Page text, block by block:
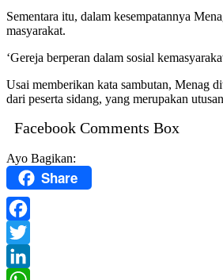
Sementara itu, dalam kesempatannya
masyarakat.
‘Gereja berperan dalam sosial
Usai memberikan kata sambutan, Menag
dari peserta sidang, yang merupakan
Facebook Comments Box
Ayo Bagikan:
Share
Facebook
Twitter